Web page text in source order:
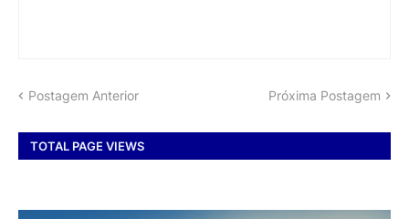
Postagem Anterior Próxima Postagem
TOTAL PAGE VIEWS